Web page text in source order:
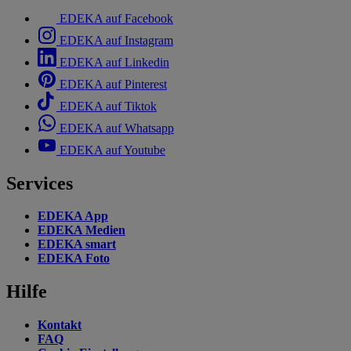
EDEKA auf Facebook
EDEKA auf Instagram
EDEKA auf Linkedin
EDEKA auf Pinterest
EDEKA auf Tiktok
EDEKA auf Whatsapp
EDEKA auf Youtube
Services
EDEKA App
EDEKA Medien
EDEKA smart
EDEKA Foto
Hilfe
Kontakt
FAQ